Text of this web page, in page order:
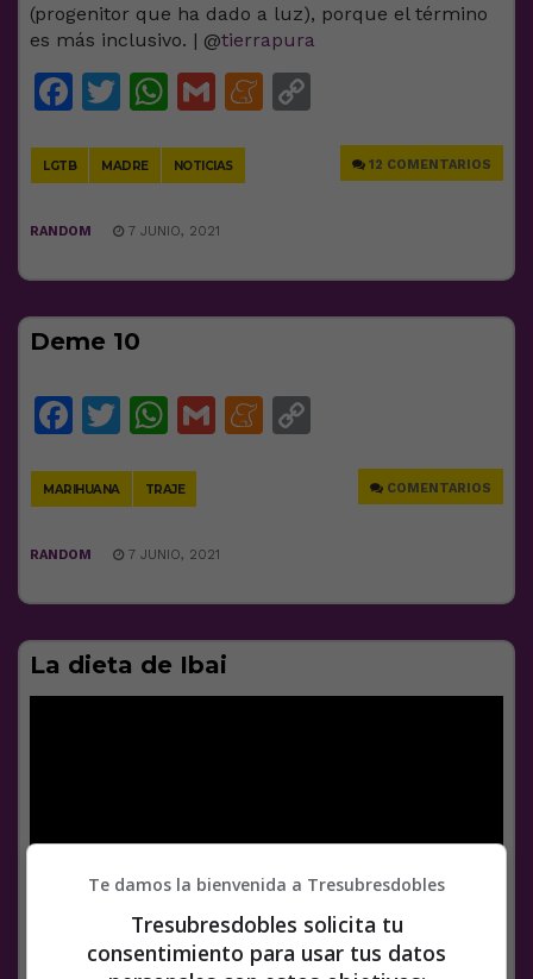
(progenitor que ha dado a luz), porque el término
es más inclusivo. | @tierrapura
Facebook
Twitter
WhatsApp
GmailMeneame
LGTB MADRE NOTICIAS 12 COMENTARIOS
RANDOM 7 JUNIO, 2021
Deme 10
Facebook
Twitter
WhatsApp
GmailMeneame
MARIHUANA TRAJE COMENTARIOS
RANDOM 7 JUNIO, 2021
La dieta de Ibai
Te damos la bienvenida a Tresubresdobles
Tresubresdobles solicita tu
consentimiento para usar tus datos